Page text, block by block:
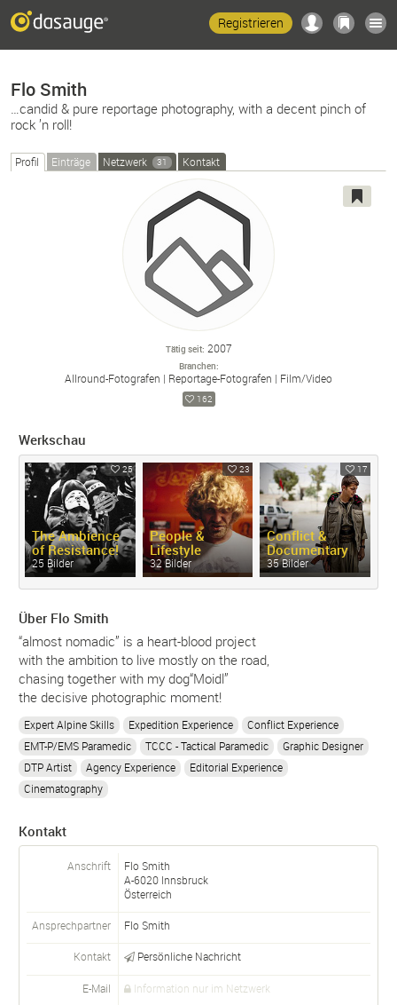
Registrieren
Flo Smith
…candid & pure reportage photography, with a decent pinch of
rock ’n roll!
Profil Einträge Netzwerk 31 Kontakt
Tätig seit 2007
Branchen
Allround-Fotografen Reportage-Fotografen Film/Video
162
Werkschau
25
The Ambience
of Resistance!
25 Bilder
23
People &
Lifestyle
32 Bilder
17
Conflict &
Documentary
35 Bilder
Über Flo Smith
“almost nomadic” is a heart-blood project
with the ambition to live mostly on the road,
chasing together with my dog“Moidl”
the decisive photographic moment!
Expert Alpine Skills Expedition Experience
Conflict Experience
EMT-P/EMS Paramedic
TCCC - Tactical Paramedic
Graphic Designer
DTP Artist
Agency Experience
Editorial Experience
Cinematography
Kontakt
Anschrift
Flo Smith
A-6020 Innsbruck
Österreich
Ansprechpartner FloSmith
Kontakt Persönliche Nachricht
E-Mail Information nur im Netzwerk